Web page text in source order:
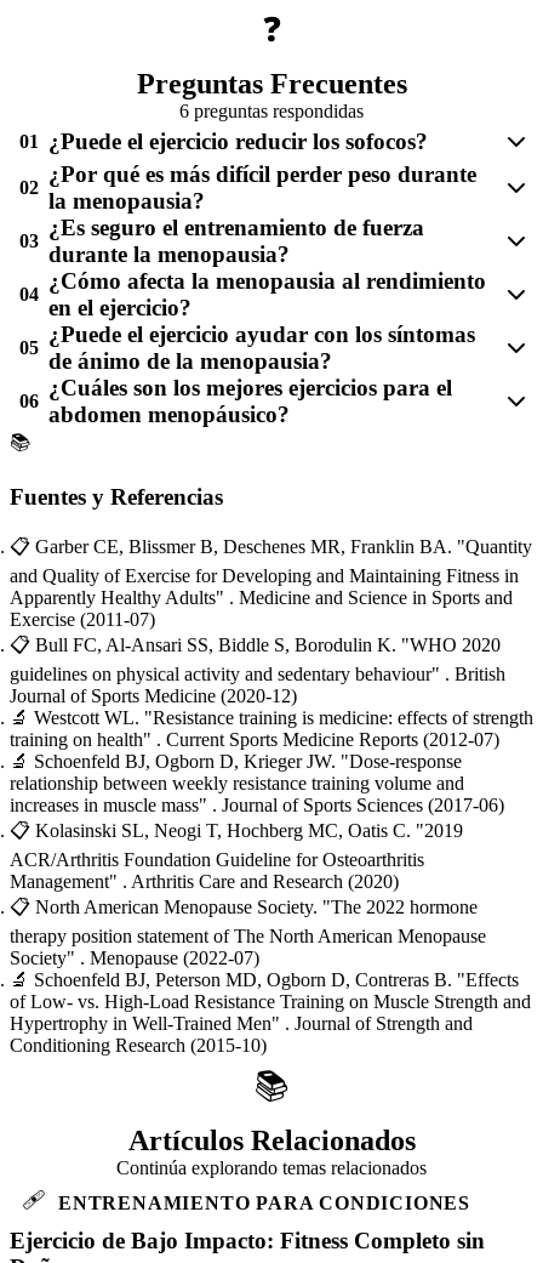
❓
Preguntas Frecuentes
6 preguntas respondidas
01
¿Puede el ejercicio reducir los sofocos?
02
¿Por qué es más difícil perder peso durante
la menopausia?
03
¿Es seguro el entrenamiento de fuerza
durante la menopausia?
04
¿Cómo afecta la menopausia al rendimiento
en el ejercicio?
05
¿Puede el ejercicio ayudar con los síntomas
de ánimo de la menopausia?
06
¿Cuáles son los mejores ejercicios para el
abdomen menopáusico?
📚
Fuentes y Referencias
📋 Garber CE, Blissmer B, Deschenes MR, Franklin BA. "Quantity
and Quality of Exercise for Developing and Maintaining Fitness in
Apparently Healthy Adults" . Medicine and Science in Sports and
Exercise (2011-07)
📋 Bull FC, Al-Ansari SS, Biddle S, Borodulin K. "WHO 2020
guidelines on physical activity and sedentary behaviour" . British
Journal of Sports Medicine (2020-12)
🔬 Westcott WL. "Resistance training is medicine: effects of strength
training on health" . Current Sports Medicine Reports (2012-07)
🔬 Schoenfeld BJ, Ogborn D, Krieger JW. "Dose-response
relationship between weekly resistance training volume and
increases in muscle mass" . Journal of Sports Sciences (2017-06)
📋 Kolasinski SL, Neogi T, Hochberg MC, Oatis C. "2019
ACR/Arthritis Foundation Guideline for Osteoarthritis
Management" . Arthritis Care and Research (2020)
📋 North American Menopause Society. "The 2022 hormone
therapy position statement of The North American Menopause
Society" . Menopause (2022-07)
🔬 Schoenfeld BJ, Peterson MD, Ogborn D, Contreras B. "Effects
of Low- vs. High-Load Resistance Training on Muscle Strength and
Hypertrophy in Well-Trained Men" . Journal of Strength and
Conditioning Research (2015-10)
📚
Artículos Relacionados
Continúa explorando temas relacionados
🩹 ENTRENAMIENTO PARA CONDICIONES
Ejercicio de Bajo Impacto: Fitness Completo sin